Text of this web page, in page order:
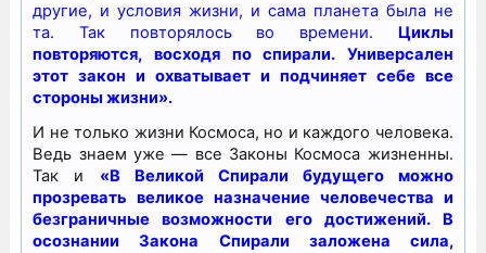
другие, и условия жизни, и сама планета была не
та. Так повторялось во времени. Циклы
повторяются, восходя по спирали. Универсален
этот закон и охватывает и подчиняет себе все
стороны жизни».
И не только жизни Космоса, но и каждого человека.
Ведь знаем уже — все Законы Космоса жизненны.
Так и «В Великой Спирали будущего можно
прозревать великое назначение человечества и
безграничные возможности его достижений. В
осознании Закона Спирали заложена сила,